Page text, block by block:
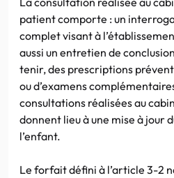
patient comporte : un
complet visant à
aussi un entretien de
tenir, des prescriptions
ou d’examens
consultations réalisées au
donnent lieu à une mise à jour
l’enfant.
Le forfait défini à l’article 3-2